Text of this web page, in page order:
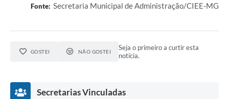
Fonte: Secretaria Municipal de Administração/CIEE-MG
GOSTEI NÃO GOSTEI
Seja o primeiro a curtir esta
notícia.
Secretarias Vinculadas